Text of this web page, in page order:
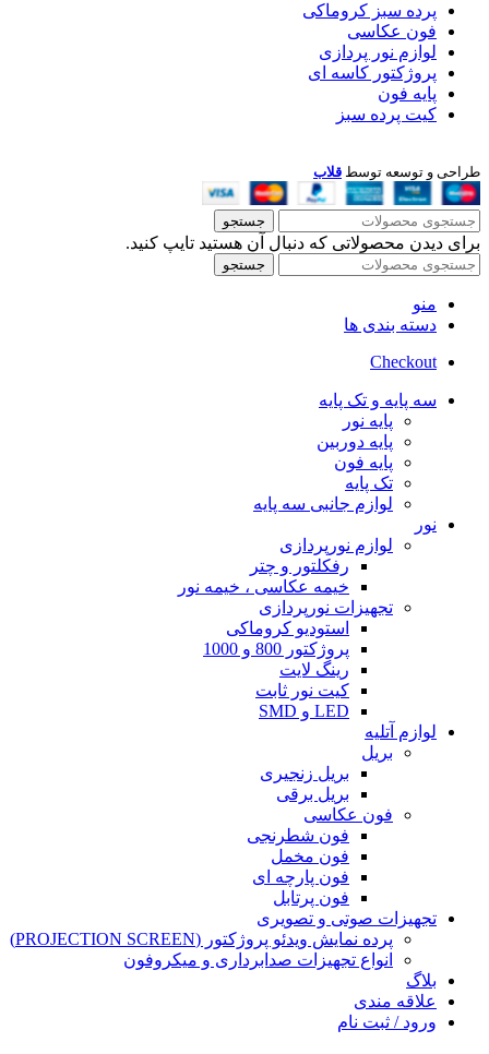
پرده سبز کروماکی
فون عکاسی
لوازم نور پردازی
پروژکتور کاسه ای
پایه فون
کیت پرده سبز
طراحی و توسعه توسط قلاب
جستجو
برای دیدن محصولاتی که دنبال آن هستید تایپ کنید.
جستجو
منو
دسته بندی ها
Checkout
سه پایه و تک پایه
پایه نور
پایه دوربین
پایه فون
تک پایه
لوازم جانبی سه پایه
نور
لوازم نورپردازی
رفکلتور و چتر
خیمه عکاسی ، خیمه نور
تجهیزات نورپردازی
استودیو کروماکی
پروژکتور 800 و 1000
رینگ لایت
کیت نور ثابت
LED و SMD
لوازم آتلیه
بریل
بریل زنجیری
بریل برقی
فون عکاسی
فون شطرنجی
فون مخمل
فون پارچه ای
فون پرتابل
تجهیزات صوتی و تصویری
پرده نمایش ویدئو پروژکتور (PROJECTION SCREEN)
انواع تجهیزات صدابرداری و میکروفون
بلاگ
علاقه مندی
ورود / ثبت نام